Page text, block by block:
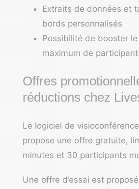
Extraits de données et
bords personnalisés
Possibilité de booster
maximum de
Offres
réductions chez
Le logiciel de visioconférence
propose une offre gratuite,
minutes et 30 participants
Une offre d’essai est